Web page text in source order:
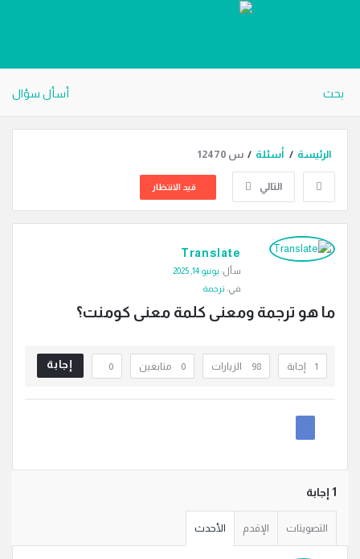
دليل
بحث أسأل سؤال
الرئيسة / أسئلة / س 12470
التالي قيد الانتظار
دليل
الترجمة
أسئلة
Translate
سأل: يونيو 14, 2025
في: ترجمة
ما هو ترجمة ومعنى كلمة معنى كومنت؟
‫1 إجابة 98 الزيارات 0 متابعين 0 إجابة
‫1 إجابة
التصويتات الإقدم الأحدث